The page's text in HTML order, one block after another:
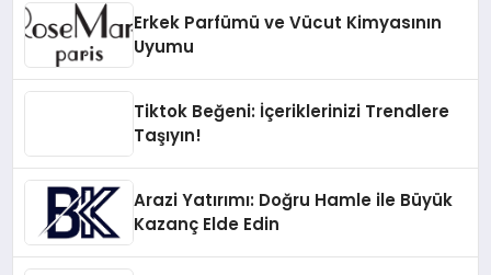
Erkek Parfümü ve Vücut Kimyasının
Uyumu
Tiktok Beğeni: İçeriklerinizi Trendlere
Taşıyın!
Arazi Yatırımı: Doğru Hamle ile Büyük
Kazanç Elde Edin